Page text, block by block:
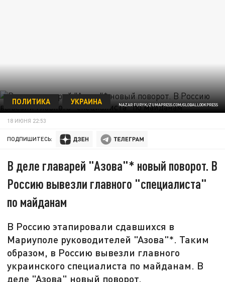
NAZAR FURYK/ZUMAPRESS.COM/GLOBALLOOKPRESS
ПОЛИТИКА УКРАИНА
18 ИЮНЯ 22:53
ПОДПИШИТЕСЬ:
В деле главарей "Азова"* новый поворот. В
Россию вывезли главного "специалиста"
по майданам
В Россию этапировали сдавшихся в
Мариуполе руководителей "Азова"*. Таким
образом, в Россию вывезли главного
украинского специалиста по майданам. В
деле "Азова" новый поворот.